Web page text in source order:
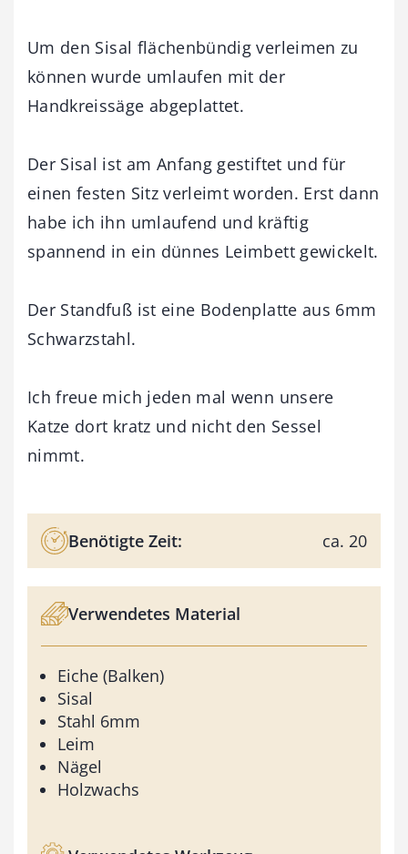
Um den Sisal flächenbündig verleimen zu
können wurde umlaufen mit der
Handkreissäge abgeplattet.
Der Sisal ist am Anfang gestiftet und für
einen festen Sitz verleimt worden. Erst dann
habe ich ihn umlaufend und kräftig
spannend in ein dünnes Leimbett gewickelt.
Der Standfuß ist eine Bodenplatte aus 6mm
Schwarzstahl.
Ich freue mich jeden mal wenn unsere
Katze dort kratz und nicht den Sessel
nimmt.
Benötigte Zeit: ca. 20
Verwendetes Material
Eiche (Balken)
Sisal
Stahl 6mm
Leim
Nägel
Holzwachs